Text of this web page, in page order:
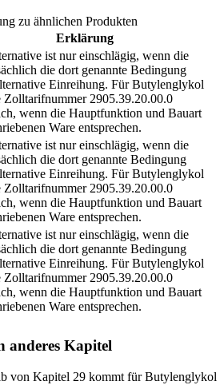
zu ähnlichen Produkten
Erklärung
ist nur einschlägig, wenn die
die dort genannte Bedingung
Einreihung. Für Butylenglykol
Zolltarifnummer 2905.39.20.00.0
wenn die Hauptfunktion und Bauart
Ware entsprechen.
ist nur einschlägig, wenn die
die dort genannte Bedingung
Einreihung. Für Butylenglykol
Zolltarifnummer 2905.39.20.00.0
wenn die Hauptfunktion und Bauart
Ware entsprechen.
ist nur einschlägig, wenn die
die dort genannte Bedingung
Einreihung. Für Butylenglykol
Zolltarifnummer 2905.39.20.00.0
wenn die Hauptfunktion und Bauart
Ware entsprechen.
anderes Kapitel
von Kapitel 29 kommt für Butylenglykol